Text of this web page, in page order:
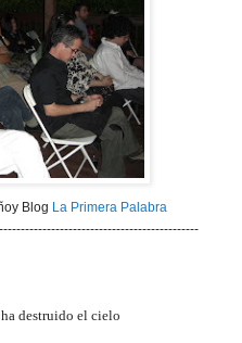
Blog La Primera Palabra
destruido el cielo